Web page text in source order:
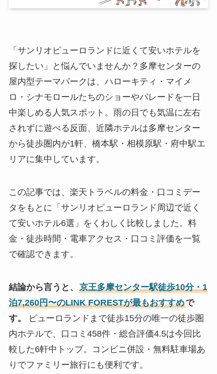
「サンリオピューロランドに近くて安いホテルを
探したい」と悩んでいませんか？多摩センターの
屋内型テーマパークは、ハローキティ・マイメ
ロ・シナモロールたちのショーやパレードを一日
中楽しめる人気スポット。雨の日でも気温に左右
されずに遊べる反面、近隣ホテルは多摩センター
から徒歩圏内が1軒、橋本駅・相模原駅・府中駅エ
リアに集中しています。
この記事では、楽天トラベルの料金・口コミデー
タをもとに「サンリオピューロランド周辺で近く
て安いホテル6選」をくわしく比較しました。料
金・徒歩時間・電車アクセス・口コミ評価を一覧
で確認できます。
結論から言うと、 京王多摩センター駅徒歩10分・1
泊7,260円〜のLINK FORESTが最もおすすめで
す。
ピューロランドまで徒歩15分の唯一の徒歩圏
内ホテルで、口コミ458件・総合評価4.5は今回比
較した6軒中トップ。コンビニ併設・無料駐車場あ
りでファミリー旅行にも便利です。